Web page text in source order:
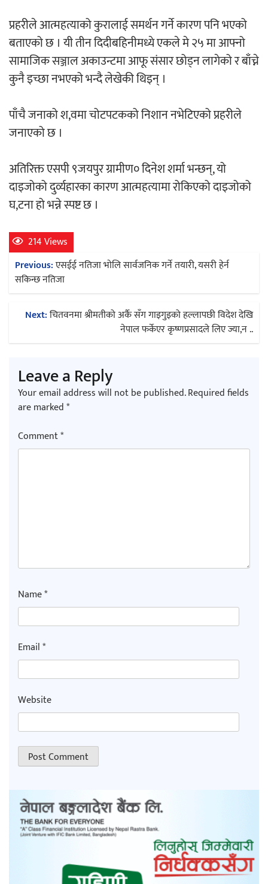
प्रहरीले आत्महत्याको कुरालाई समर्थन गर्ने कारण पनि भएको
बताएको छ । यी तीन दिदीबहिनीमध्ये एकले मे २५ मा आफ्नो
सामाजिक सञ्जाल अकाउन्टमा आफू संसार छोड्न लागेको र बाँच्ने
कुनै इच्छा नभएको भन्दै लेखेकी थिइन् ।
पाँचै जनाको श,वमा चोटपटकको निशान नभेटिएको प्रहरीले
जनाएको छ ।
अतिरिक्त एसपी ९जयपुर ग्रामीण० दिनेश शर्मा भन्छन्, यो
दाइजोको दुर्व्यहारका कारण आत्महत्यामा रोकिएको दाइजोको
घ,टना हो भन्ने स्पष्ट छ ।
214 Views
Post
navigation
Previous:एसईई नतिजा भाेलि सार्वजनिक गर्ने तयारी, यसरी हेर्न
सकिन्छ नतिजा
Next:चितवनमा श्रीमतीको अर्कै सँग गाइगुइको हल्लापछी विदेश देखि
नेपाल फर्केएर कृष्णप्रसादले लिए ज्या,न ..
Leave a Reply
Your email address will not be published.Required fields
are marked*
Comment*
Name*
Email*
Website